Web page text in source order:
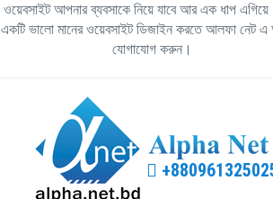
ওয়েবসাইট আপনার ব্যবসাকে নিয়ে যাবে আর এক ধাপ
একটি ভালো মানের ওয়েবসাইট ডিজাইন করতে আলফা নেট
যোগাযোগ করুন।